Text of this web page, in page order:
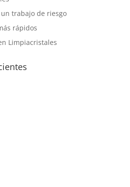
trabajo de riesgo
rápidos
Limpiacristales